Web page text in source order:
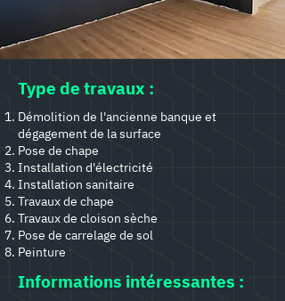
Type de travaux :
Démolition de l'ancienne banque et
dégagement de la surface
Pose de chape
Installation d'électricité
Installation sanitaire
Travaux de chape
Travaux de cloison sèche
Pose de carrelage de sol
Peinture
Informations intéressantes :